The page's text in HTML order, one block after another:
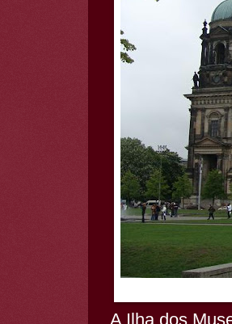
A Ilha dos